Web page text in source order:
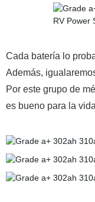
Cada batería lo
Además,
Por este grupo de
es bueno para la